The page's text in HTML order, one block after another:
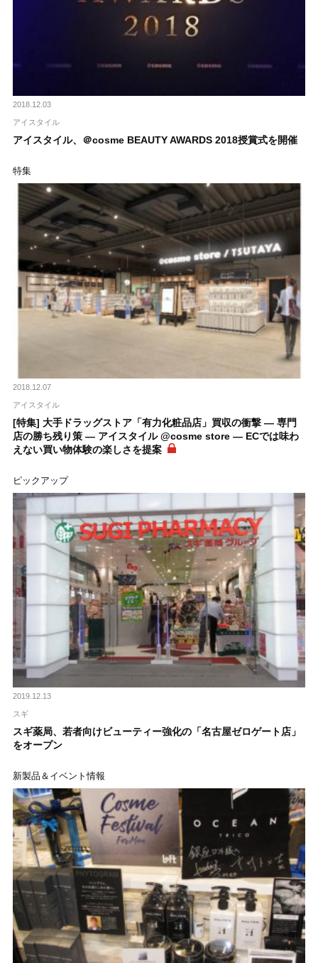
2018.12.03
アイスタイル
アイスタイル、＠cosme BEAUTY AWARDS 2018授賞式を開催
特集
2018.12.07
アイスタイル
[特集] 大手ドラッグストア「有力化粧品店」買収の衝撃 ― 専門
店の勝ち残り策 ― アイスタイル @cosme store ― ECでは味わ
えない買い物体験の楽しさを提案
ピックアップ
2019.12.13
スギ
スギ薬局、若者向けビューティー強化の「名古屋ゼロゲート店」
をオープン
新製品＆イベント情報